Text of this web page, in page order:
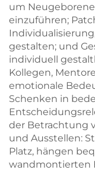
um
einzuführen;
gestalten; und
individuell
Kollegen,
emotionale
Schenken in
der Betrachtung
und Ausstellen:
Platz, hängen
wandmontierten